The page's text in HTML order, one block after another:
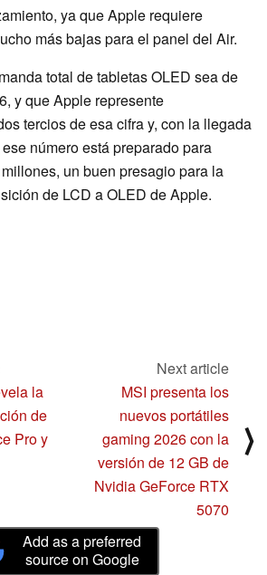
ya que Apple requiere
más bajas para el panel del Air.
total de tabletas OLED sea de
y que Apple represente
tercios de esa cifra y, con la llegada
número está preparado para
un buen presagio para la
de LCD a OLED de Apple.
la
de
Pro y
Next article
MSI presenta los
nuevos portátiles
gaming 2026 con la
versión de 12 GB de
Nvidia GeForce RTX
5070
⟩
Add as a preferred
source on Google